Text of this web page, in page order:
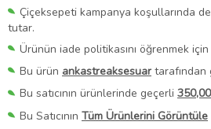
Çiçeksepeti kampanya koşullarında
tutar.
Ürünün iade politikasını öğrenmek için
Bu ürün ankastreaksesuar tarafından
Bu satıcının ürünlerinde geçerli
Bu Satıcının Tüm Ürünlerini Görüntüle